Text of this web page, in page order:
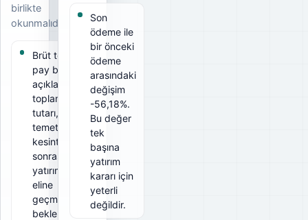
birlikte
okunmalıdır.
Brüt temettü
pay başına
açıklanan
toplam
tutarı, net
temettü ise
kesintiler
sonrası
yatırımcının
eline
geçmesi
beklenen
Son
ödeme ile
bir önceki
ödeme
arasındaki
değişim
-56,18%.
Bu değer
tek
başına
yatırım
kararı için
yeterli
değildir.